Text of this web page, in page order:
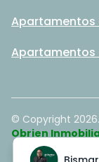
Apartamentos
Apartamentos
© Copyright 2026
Obrien